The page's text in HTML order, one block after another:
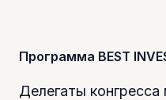
Программа BEST
Делегаты конгресса